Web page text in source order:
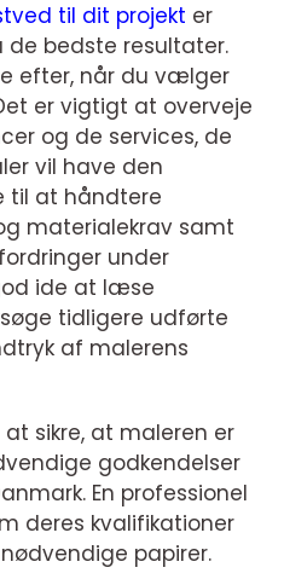
til dit projekt er
bedste resultater.
efter, når du vælger
er vigtigt at overveje
og de services, de
vil have den
til at håndtere
materialekrav samt
under
ide at læse
tidligere udførte
af malerens
sikre, at maleren er
godkendelser
En professionel
deres kvalifikationer
papirer.